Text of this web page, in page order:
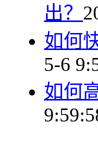
出？
如何
5-6
如何